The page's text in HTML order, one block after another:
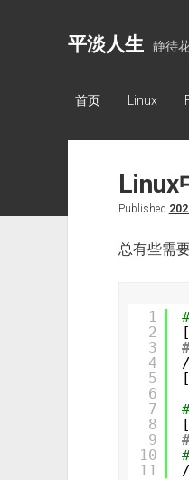
平淡人生 静待
首页 Linux
Linux
Published
总有些需
1
2
3
4
5
6
7
8
9
10
11